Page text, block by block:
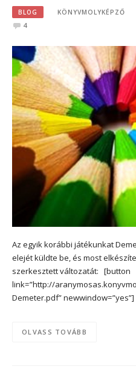
BLOG KÖNYVMOLYKÉPZŐ
4
Az egyik korábbi játékunkat
elejét küldte be, és most
szerkesztett változatát: [button
link=”http://
Demeter.pdf”
OLVASS TOVÁBB